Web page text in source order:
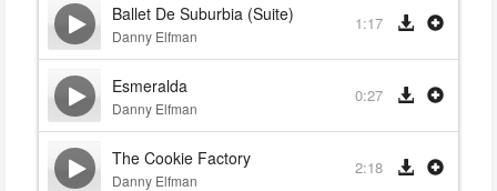
Ballet De Suburbia (Suite)
Danny Elfman
1:17
Esmeralda
Danny Elfman
0:27
The Cookie Factory
Danny Elfman
2:18